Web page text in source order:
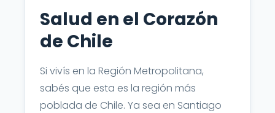
Salud en el Corazón
de Chile
Si vivís en la Región Metropolitana,
sabés que esta es la región más
poblada de Chile. Ya sea en Santiago